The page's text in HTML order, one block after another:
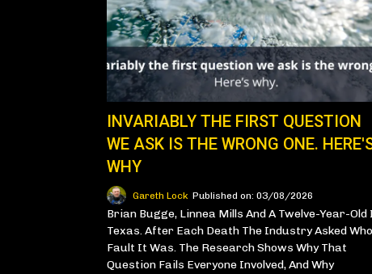
INVARIABLY THE FIRST QUESTION
WE ASK IS THE WRONG ONE.
WHY
Gareth Lock Published on: 03/08/2026
Brian Bugge, Linnea Mills And A Twelve-Year-Old
Texas. After Each Death The Industry Asked
Fault It Was. The Research Shows Why That
Question Fails Everyone Involved, And Why